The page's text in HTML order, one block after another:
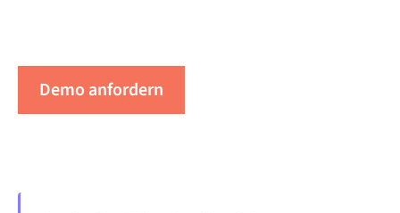
Demo anfordern